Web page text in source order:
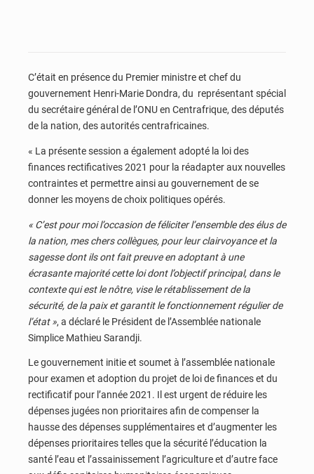
C’était en présence du Premier ministre et chef du
gouvernement Henri-Marie Dondra, du représentant spécial
du secrétaire général de l’ONU en Centrafrique, des députés
de la nation, des autorités centrafricaines.
« La présente session a également adopté la loi des
finances rectificatives 2021 pour la réadapter aux nouvelles
contraintes et permettre ainsi au gouvernement de se
donner les moyens de choix politiques opérés.
« C’est pour moi l’occasion de féliciter l’ensemble des élus de
la nation, mes chers collègues, pour leur clairvoyance et la
sagesse dont ils ont fait preuve en adoptant à une
écrasante majorité cette loi dont l’objectif principal, dans le
contexte qui est le nôtre, vise le rétablissement de la
sécurité, de la paix et garantit le fonctionnement régulier de
l’état », a déclaré le Président de l’Assemblée nationale
Simplice Mathieu Sarandji.
Le gouvernement initie et soumet à l’assemblée nationale
pour examen et adoption du projet de loi de finances et du
rectificatif pour l’année 2021. Il est urgent de réduire les
dépenses jugées non prioritaires afin de compenser la
hausse des dépenses supplémentaires et d’augmenter les
dépenses prioritaires telles que la sécurité l’éducation la
santé l’eau et l’assainissement l’agriculture et d’autre face